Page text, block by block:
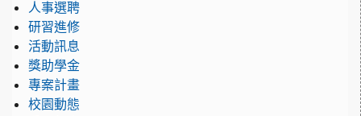
人事選聘
研習進修
活動訊息
獎助學金
專案計畫
校園動態